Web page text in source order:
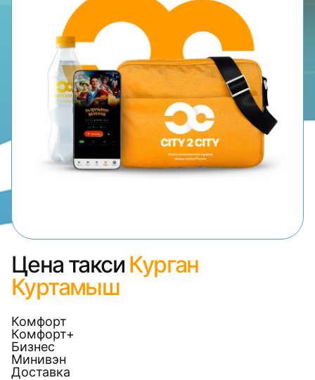
Цена такси Курган
Куртамыш
Комфорт
Комфорт+
Бизнес
Минивэн
Доставка